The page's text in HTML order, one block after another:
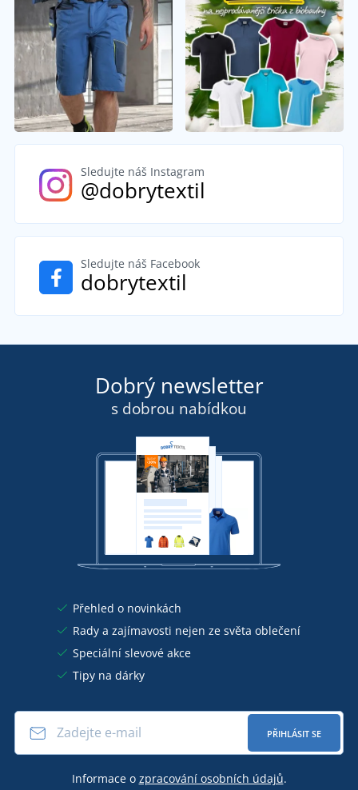
Sledujte náš Instagram
@dobrytextil
Sledujte náš Facebook
dobrytextil
Dobrý newsletter
s dobrou nabídkou
Přehled o novinkách
Rady a zajímavosti nejen ze světa oblečení
Speciální slevové akce
Tipy na dárky
PŘIHLÁSIT SE
Informace o zpracování osobních údajů.